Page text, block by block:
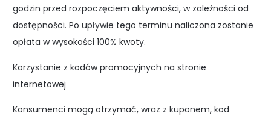
godzin przed rozpoczęciem aktywności, w zależności od
dostępności. Po upływie tego terminu naliczona zostanie
opłata w wysokości 100% kwoty.
Korzystanie z kodów promocyjnych na stronie
internetowej
Konsumenci mogą otrzymać, wraz z kuponem, kod